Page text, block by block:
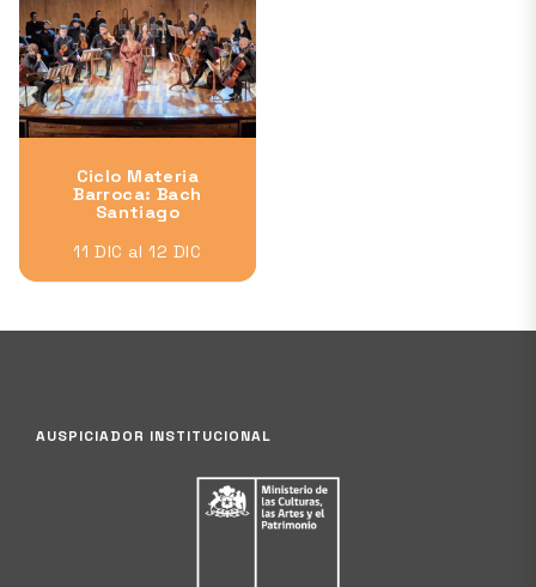
Ciclo Materia
Barroca: Bach
Santiago
11 DIC al 12 DIC
AUSPICIADOR INSTITUCIONAL